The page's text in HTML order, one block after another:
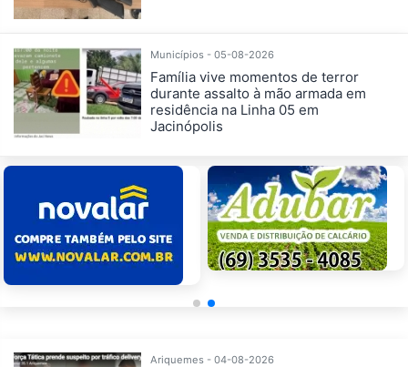
Municípios - 05-08-2026
Família vive momentos de terror
durante assalto à mão armada em
residência na Linha 05 em
Jacinópolis
Ariquemes - 04-08-2026